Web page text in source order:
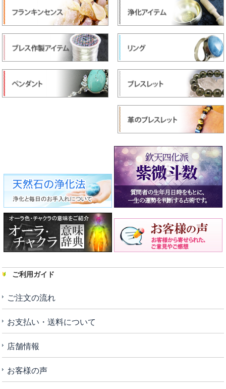
ご利用ガイド
ご注文の流れ
お支払い・送料について
店舗情報
お客様の声